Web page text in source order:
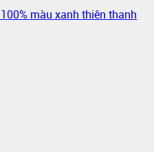
màu xanh thiên thanh